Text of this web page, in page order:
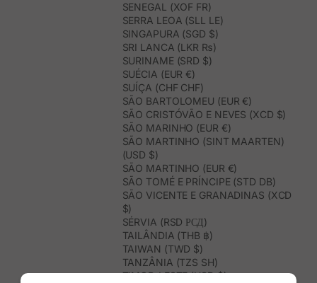
SENEGAL (XOF FR)
SERRA LEOA (SLL LE)
SINGAPURA (SGD $)
SRI LANCA (LKR ₨)
SURINAME (SRD $)
SUÉCIA (EUR €)
SUÍÇA (CHF CHF)
SÃO BARTOLOMEU (EUR €)
SÃO CRISTÓVÃO E NEVES (XCD $)
SÃO MARINHO (EUR €)
SÃO MARTINHO (SINT MAARTEN)
(USD $)
SÃO MARTINHO (EUR €)
SÃO TOMÉ E PRÍNCIPE (STD DB)
SÃO VICENTE E GRANADINAS (XCD
$)
SÉRVIA (RSD РСД)
TAILÂNDIA (THB ฿)
TAIWAN (TWD $)
TANZÂNIA (TZS SH)
TIMOR-LESTE (USD $)